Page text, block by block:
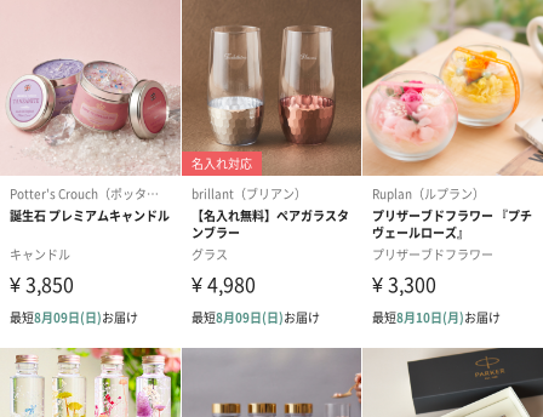
ゼリーバウム カット
（レモン＆紅茶）（432
円）
麦わらパンダバウム
（バナナ味）（540円）
3層デザート
ェ〜国産フル
り〜 3号（864
スキンケアグッズ
スキンケアグッズを同梱してお届けします。